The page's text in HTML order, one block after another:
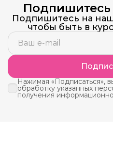
Подпишитесь на
чтобы быть в
Нажимая «Подписаться»,
обработку указанных
получения